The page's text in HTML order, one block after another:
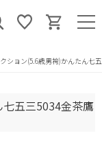
クション(5.6歳男袴)かんたん七
七五三5034金茶鷹